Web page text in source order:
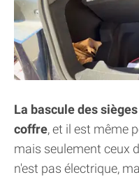
La bascule des
coffre, et il est même
mais seulement ceux
n'est pas électrique,